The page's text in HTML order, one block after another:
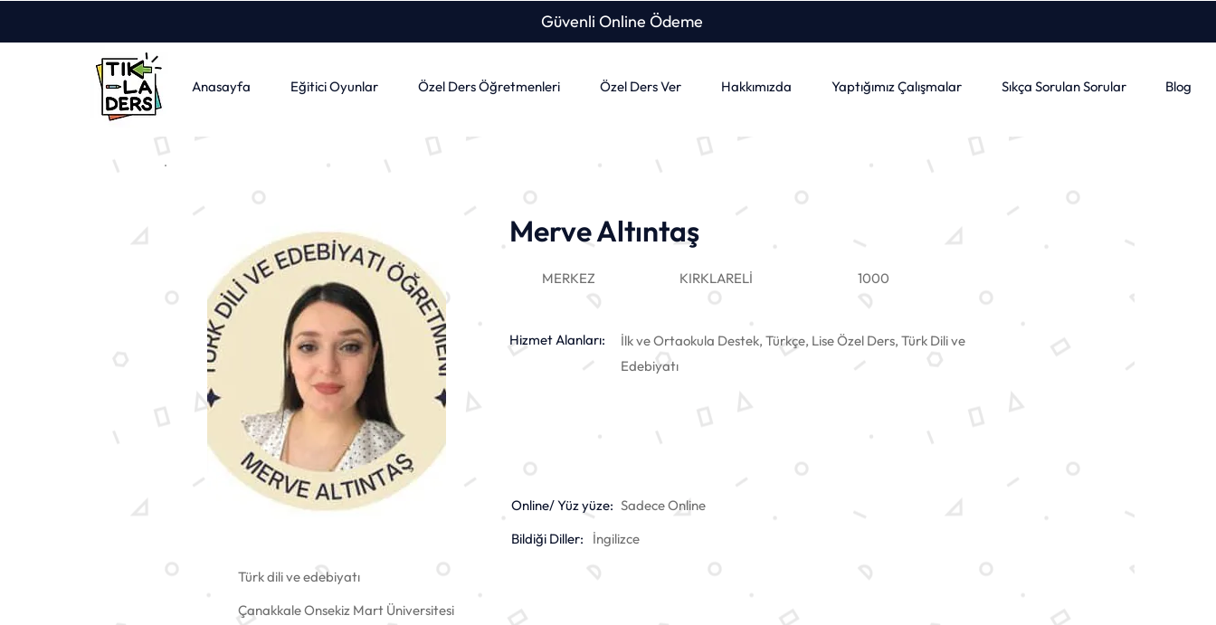
Güvenli Online Ödeme
Anasayfa Eğitici Oyunlar Özel Ders Öğretmenleri Özel Ders Ver Hakkımızda Yaptığımız Çalışmalar Sıkça Sorulan Sorular Blog
Merve Altıntaş
MERKEZ KIRKLARELİ 1000
Hizmet Alanları:
İlk ve Ortaokula Destek, Türkçe, Lise Özel Ders, Türk Dili ve
Edebiyatı
Online/ Yüz yüze: Sadece Online
Bildiği Diller:
İngilizce
Türk dili ve edebiyatı
Çanakkale Onsekiz Mart Üniversitesi